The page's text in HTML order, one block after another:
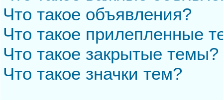
Что такое объявления?
Что такое прилепленные
Что такое закрытые темы?
Что такое значки тем?